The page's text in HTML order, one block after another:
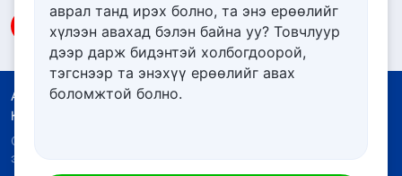
Ашиглалтын нөхцөлүүд
Нууцлалын бодлого
Кредит
Copyright © 2026
эрх хуулиар хамгаалагдсан.
аврал танд ирэх болно, та энэ ерѳѳлийг
хүлээн авахад бэлэн байна уу? Товчлуур
дээр дарж бидэнтэй холбогдоорой,
тэгснээр та энэхүү ерѳѳлийг авах
боломжтой болно.